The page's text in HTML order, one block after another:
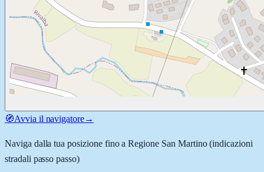
🧭Avvia il navigatore→
Naviga dalla tua posizione fino aRegione San Martino(indicazioni
stradali passo passo)